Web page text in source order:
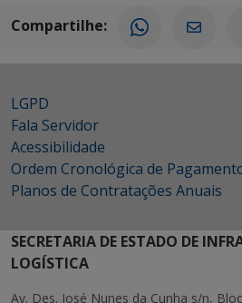
Compartilhe:
LGPD
Fala Servidor
Acessibilidade
Ordem Cronológica de
Planos de Contratações Anuais
SECRETARIA DE ESTADO DE
LOGÍSTICA
Av. Des. José Nunes da Cunha s/n,